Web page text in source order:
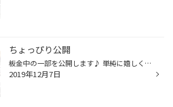
ちょっぴり公開
板金中の一部を公開します♪ 単純に嬉しくて報告したいだけですが（笑） オールペンもするので屋根の下地処理中 下地が露になると何やら繋ぎ目が・・・・・ これは、屋根移植してあるのか・・・？？？ 闇が深そうです(-_-;) 見なかったことにしてこのまま作業を進めていきまーす！
2019年12月7日